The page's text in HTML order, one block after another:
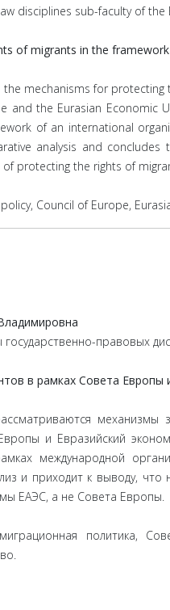
disciplines sub-faculty of the
of migrants in the
the mechanisms for
and the Eurasian Economic
of an international
analysis and
protecting the rights of
Council of Europe,
правовых
в рамках Совета Европы
механизмы
и Евразийский
международной
и приходит к выводу,
ЕАЭС, а не Совета Европы.
политика,